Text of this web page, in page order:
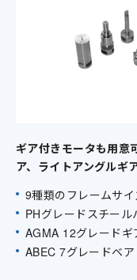
ギア付きモータも用意
ア、ライトアングルギ
9種類のフレームサ
PHグレードスチー
AGMA 12グレードギ
ABEC 7グレードベ